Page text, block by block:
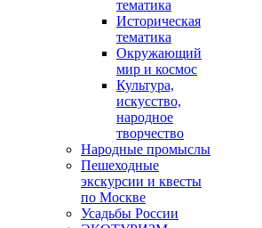
тематика
Историческая
тематика
Окружающий
мир и космос
Культура,
искусство,
народное
творчество
Народные промыслы
Пешеходные
экскурсии и квесты
по Москве
Усадьбы России